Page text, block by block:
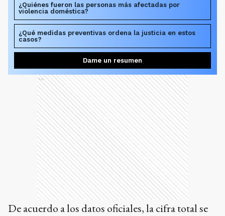
¿Quiénes fueron las personas más afectadas por
violencia doméstica?
¿Qué medidas preventivas ordena la justicia en estos
casos?
Dame un resumen
Ads
De acuerdo a los datos oficiales, la cifra total se